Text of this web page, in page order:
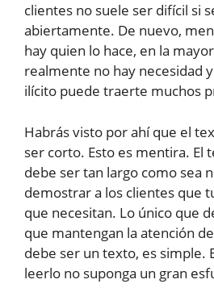
clientes no suele ser difícil si
abiertamente. De nuevo,
hay quien lo hace, en la
realmente no hay necesidad
ilícito puede traerte muchos
Habrás visto por ahí que el
ser corto. Esto es mentira. El
debe ser tan largo como sea
demostrar a los clientes que
que necesitan. Lo único que
que mantengan la atención
debe ser un texto, es simple.
leerlo no suponga un gran